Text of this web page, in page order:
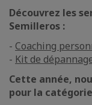
Découvrez les
Semilleros :
- Coaching
- Kit de
Cette année,
pour la